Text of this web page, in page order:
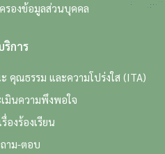
รองข้อมูลส่วนบุคคล
ริการ
คุณธรรม และความโปร่งใส (ITA)
มินความพึงพอใจ
รื่องร้องเรียน
ถาม-ตอบ